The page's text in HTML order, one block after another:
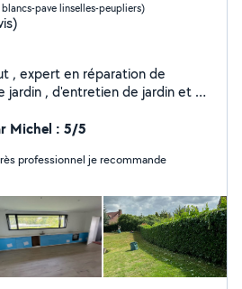
pave linselles-peupliers)
, expert en réparation de
, d'entretien de jardin et de
Michel : 5/5
professionnel je recommande